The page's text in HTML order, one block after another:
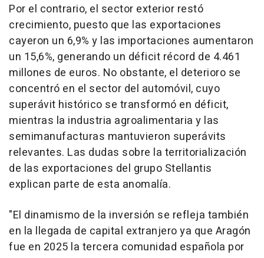
Por el contrario, el sector exterior restó
crecimiento, puesto que las exportaciones
cayeron un 6,9% y las importaciones aumentaron
un 15,6%, generando un déficit récord de 4.461
millones de euros. No obstante, el deterioro se
concentró en el sector del automóvil, cuyo
superávit histórico se transformó en déficit,
mientras la industria agroalimentaria y las
semimanufacturas mantuvieron superávits
relevantes. Las dudas sobre la territorialización
de las exportaciones del grupo Stellantis
explican parte de esta anomalía.
"El dinamismo de la inversión se refleja también
en la llegada de capital extranjero ya que Aragón
fue en 2025 la tercera comunidad española por